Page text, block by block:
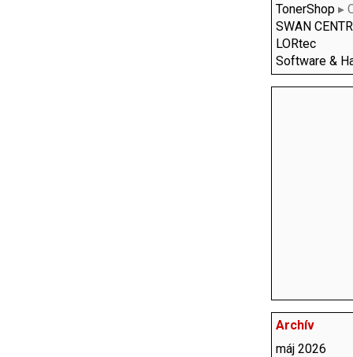
TonerShop ▸
SWAN
LORtec
Software &
Archív
máj 2026